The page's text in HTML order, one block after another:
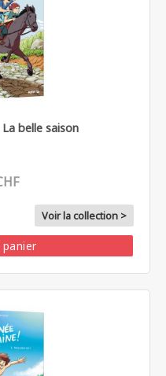
belle saison
Voir la collection >